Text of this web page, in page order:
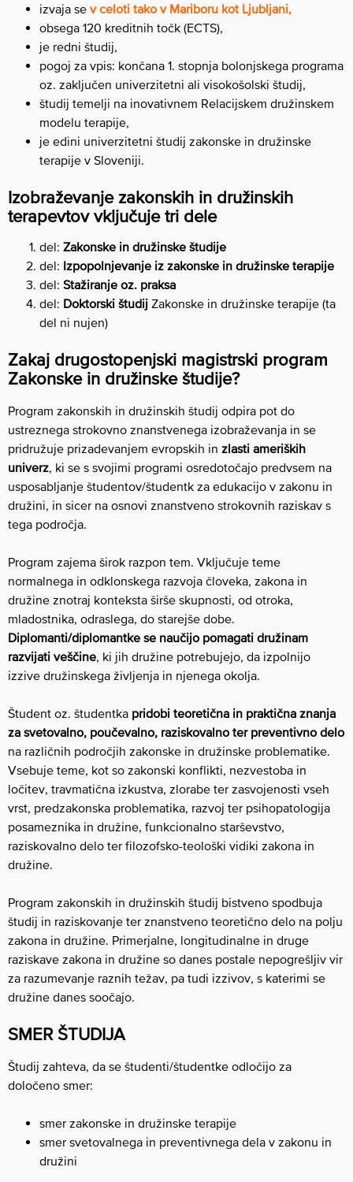
izvaja se v celoti tako v Mariboru kot Ljubljani,
obsega 120 kreditnih točk (ECTS),
je redni študij,
pogoj za vpis: končana 1. stopnja bolonjskega programa
oz. zaključen univerzitetni ali visokošolski študij,
študij temelji na inovativnem Relacijskem družinskem
modelu terapije,
je edini univerzitetni študij zakonske in družinske
terapije v Sloveniji.
Izobraževanje zakonskih in družinskih
terapevtov vključuje tri dele
del: Zakonske in družinske študije
del: Izpopolnjevanje iz zakonske in družinske terapije
del: Stažiranje oz. praksa
del: Doktorski študij Zakonske in družinske terapije (ta
del ni nujen)
Zakaj drugostopenjski magistrski program
Zakonske in družinske študije?
Program zakonskih in družinskih študij odpira pot do
ustreznega strokovno znanstvenega izobraževanja in se
pridružuje prizadevanjem evropskih in zlasti ameriških
univerz, ki se s svojimi programi osredotočajo predvsem na
usposabljanje študentov/študentk za edukacijo v zakonu in
družini, in sicer na osnovi znanstveno strokovnih raziskav s
tega področja.
Program zajema širok razpon tem. Vključuje teme
normalnega in odklonskega razvoja človeka, zakona in
družine znotraj konteksta širše skupnosti, od otroka,
mladostnika, odraslega, do starejše dobe.
Diplomanti/diplomantke se naučijo pomagati družinam
razvijati veščine, ki jih družine potrebujejo, da izpolnijo
izzive družinskega življenja in njenega okolja.
Študent oz. študentka pridobi teoretična in praktična znanja
za svetovalno, poučevalno, raziskovalno ter preventivno delo
na različnih področjih zakonske in družinske problematike.
Vsebuje teme, kot so zakonski konflikti, nezvestoba in
ločitev, travmatična izkustva, zlorabe ter zasvojenosti vseh
vrst, predzakonska problematika, razvoj ter psihopatologija
posameznika in družine, funkcionalno starševstvo,
raziskovalno delo ter filozofsko-teološki vidiki zakona in
družine.
Program zakonskih in družinskih študij bistveno spodbuja
študij in raziskovanje ter znanstveno teoretično delo na polju
zakona in družine. Primerjalne, longitudinalne in druge
raziskave zakona in družine so danes postale nepogrešljiv vir
za razumevanje raznih težav, pa tudi izzivov, s katerimi se
družine danes soočajo.
SMER ŠTUDIJA
Študij zahteva, da se študenti/študentke odločijo za
določeno smer:
smer zakonske in družinske terapije
smer svetovalnega in preventivnega dela v zakonu in
družini